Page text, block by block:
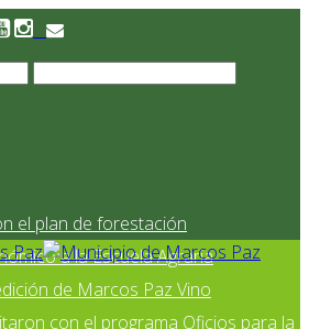
el plan de forestación
a la Escuela Agraria
de Marcos Paz Vino
con el programa Oficios para la